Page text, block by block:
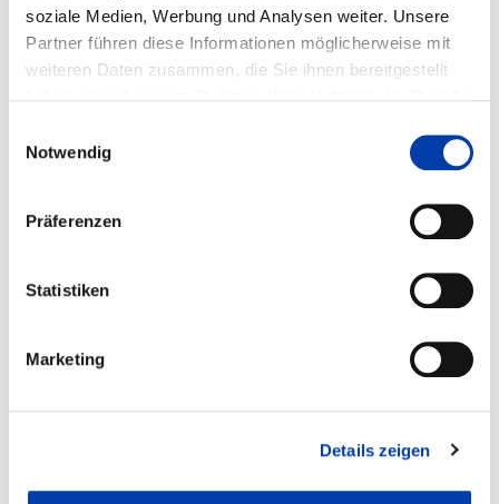
soziale Medien, Werbung und Analysen weiter. Unsere
Partner führen diese Informationen möglicherweise mit
weiteren Daten zusammen, die Sie ihnen bereitgestellt
Notwendig
Präferenzen
Statistiken
Marketing
Details zeigen
FORSCHUNGSEINRICHTUNGEN:
Strahltechnik GmbH
MB Fertigungstechnik, auch: Umformtechnik,
GD Mess- und Regelungstechnik, Sensorik,
Mikrosystemtechnik, auch: Automatisierungstechnik,
WIRTSCHAFTSZWEIGE:
29 Herstellung von Kraftwagen und Kraftwagenteilen, 30
VORHABENBESCHREIBUNG: